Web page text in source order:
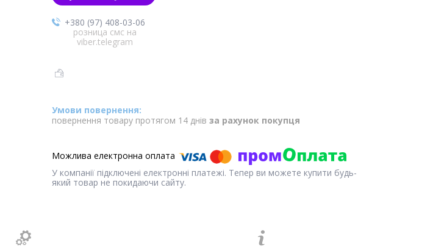
+380 (97) 408-03-06
розница смс на
viber.telegram
повернення товару протягом 14 днів за рахунок покупця
У компанії підключені електронні платежі. Тепер ви можете купити будь-
який товар не покидаючи сайту.